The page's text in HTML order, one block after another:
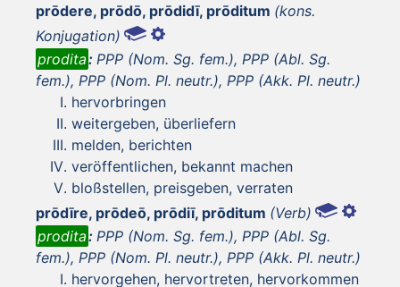
prōdere, prōdō, prōdidī, prōditum (kons.
Konjugation)
prodita: PPP (Nom. Sg. fem.), PPP (Abl. Sg.
fem.), PPP (Nom. Pl. neutr.), PPP (Akk. Pl. neutr.)
hervorbringen
weitergeben, überliefern
melden, berichten
veröffentlichen, bekannt machen
bloßstellen, preisgeben, verraten
prōdīre, prōdeō, prōdiī, prōditum (Verb)
prodita: PPP (Nom. Sg. fem.), PPP (Abl. Sg.
fem.), PPP (Nom. Pl. neutr.), PPP (Akk. Pl. neutr.)
hervorgehen, hervortreten, hervorkommen